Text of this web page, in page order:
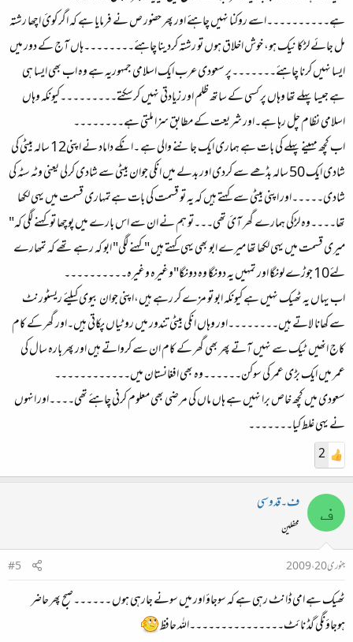
ہے۔۔۔۔۔۔۔۔۔۔اسے روکنا نہیں چاہئے اور پھر حضور ص نے فرمایا ہے کہ اگر کوئ اچھا رشتہ
مل جائے لڑکا نیک ہو، خوش اخلاق ہوں تو رشتہ کردینا چاہئے۔۔۔۔۔۔۔۔ہاں آج کے دور میں
ایسا نہیں کرنا چاہئے۔۔۔۔۔۔۔پر سعودی عرب ایک اسلامی جمہوریہ ہے وہ اب بھی ایسا ہی
ہے جیسا پہلے تھا وہاں پر کسی کے ساتھ ظلم اور زیادتی نہیں کرسکتے۔۔۔۔۔۔۔۔۔کیونکہ وہاں
اسلامی نظام چل رہا ہے۔اور شریعت کے مطابق سزا ملتی ہے۔۔۔۔۔۔۔۔
اب کچھ مہینے پہلے کی بات ہے ہماری ایک جاننے والی ہے ۔انکے داماد نے اپنی12 سالہ بیٹی کی
شادی ایک 50 سالہ بڈھے سے کردی اور بدلے میں انکی جوان بیٹی سے شادی کرلی یعنی وٹہ سٹہ کی
شادی۔۔۔۔۔اور اپنی بیٹی سے کہتے ہیں کہ یہ تو قسمت کی بات ہےتمہاری قسمت میں یہی لکھا
تھا۔۔۔۔وہ لڑکی ہمارے گھر آئ تھی۔۔۔تو ہم نے ان سے اس بارے میں پوچھا تو کہنے لگی کہ"
میری قسمت میں یہی لکھا تھا میرے ابو بھی یہی کہتے ہیں "کہنے لگی" ابو کہ رہے تھے کہ تمھارے
لئے10 جوڑے لونگا اور تمہیں یہ دونگا وہ دونگا"وغیرہ وغیرہ۔۔۔۔۔۔۔۔۔۔
اب یہاں یہ ٹھیک نہیں ہے کیونکہ ابو تو مزے کر رہے ہیں،اپنی جوان بیوی کیلئے ریسٹورنٹ
سے کھانا لاتے ہیں۔۔۔۔۔۔۔۔اور وہاں انکی بیٹی تندور میں روٹیاں پکاتی ہیں۔اور گھر کے کام
کاج انھیں ٹیک سے نہیں آتے پھر بھی گھر کے کام ان سے کرواتے ہیں اور پھر بارہ سال کی
عمر میں ایک بڑی عمر کی سوکن۔۔۔۔۔۔وہ بھی افغانستان میں۔۔۔۔۔۔۔۔۔۔۔۔
سعودی میں کچھ خاص برا نہیں ہے ہاں ماں کی مرضی بھی معلوم کرنی چاہئے تھی۔۔۔۔اور انہوں
نے یہی غلط کیا۔۔۔۔۔۔۔
2
ف ف۔قدوسی
محفلین
جنوری 20، 2009
#5
ٹھیک ہے امی ڈانٹ رہی ہے کہ سوجاؤ اور میں سونے جارہی ہوں ۔۔۔۔۔۔صبح پھر حاضر
ہوجاؤنگی گڈ نائٹ۔۔۔۔۔۔۔۔۔۔۔۔۔۔۔اللہ حافظ